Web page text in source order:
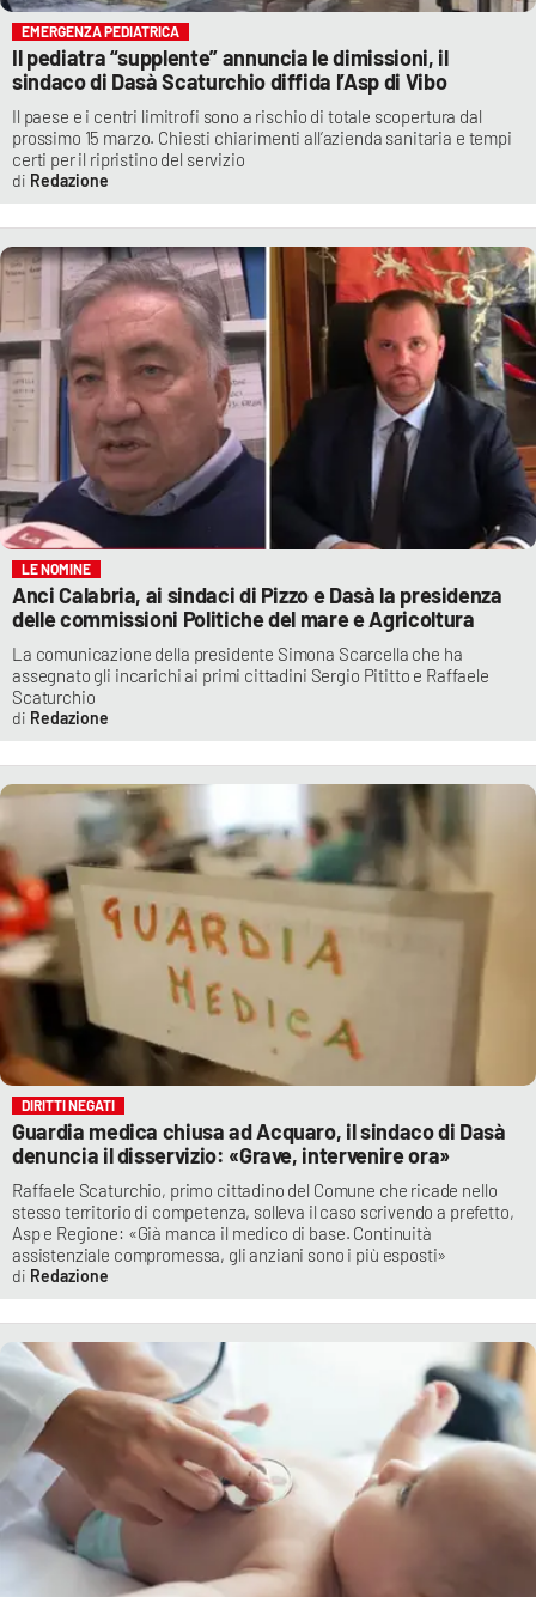
EMERGENZA PEDIATRICA
Il pediatra “supplente” annuncia le dimissioni, il
sindaco di Dasà Scaturchio diffida l’Asp di Vibo
Il paese e i centri limitrofi sono a rischio di totale scopertura dal
prossimo 15 marzo. Chiesti chiarimenti all’azienda sanitaria e tempi
certi per il ripristino del servizio
Redazione
LE NOMINE
Anci Calabria, ai sindaci di Pizzo e Dasà la presidenza
delle commissioni Politiche del mare e Agricoltura
La comunicazione della presidente Simona Scarcella che ha
assegnato gli incarichi ai primi cittadini Sergio Pititto e Raffaele
Scaturchio
Redazione
DIRITTI NEGATI
Guardia medica chiusa ad Acquaro, il sindaco di Dasà
denuncia il disservizio: «Grave, intervenire ora»
Raffaele Scaturchio, primo cittadino del Comune che ricade nello
stesso territorio di competenza, solleva il caso scrivendo a prefetto,
Asp e Regione: «Già manca il medico di base. Continuità
assistenziale compromessa, gli anziani sono i più esposti»
Redazione